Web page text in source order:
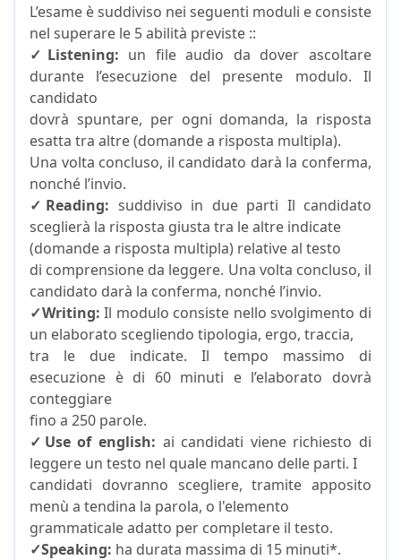
L’esame è suddiviso nei seguenti moduli e consiste
nel superare le 5 abilità previste ::
✓Listening: un file audio da dover ascoltare
durante l’esecuzione del presente modulo. Il
candidato
dovrà spuntare, per ogni domanda, la risposta
esatta tra altre (domande a risposta multipla).
Una volta concluso, il candidato darà la conferma,
nonché l’invio.
✓Reading: suddiviso in due parti Il candidato
sceglierà la risposta giusta tra le altre indicate
(domande a risposta multipla) relative al testo
di comprensione da leggere. Una volta concluso, il
candidato darà la conferma, nonché l’invio.
✓Writing: Il modulo consiste nello svolgimento di
un elaborato scegliendo tipologia, ergo, traccia,
tra le due indicate. Il tempo massimo di
esecuzione è di 60 minuti e l’elaborato dovrà
conteggiare
fino a 250 parole.
✓Use of english: ai candidati viene richiesto di
leggere un testo nel quale mancano delle parti. I
candidati dovranno scegliere, tramite apposito
menù a tendina la parola, o l'elemento
grammaticale adatto per completare il testo.
✓Speaking: ha durata massima di 15 minuti*.